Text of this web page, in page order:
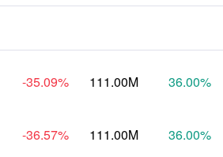
-35.09% 111.00M 36.00%
-36.57% 111.00M 36.00%